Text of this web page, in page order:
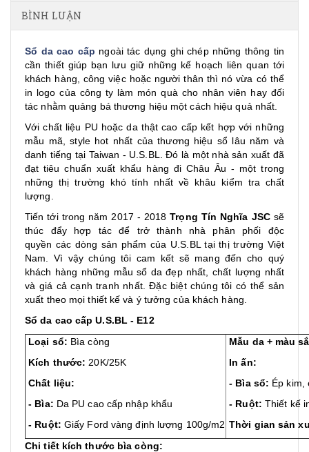
BÌNH LUẬN
Sổ da cao cấp ngoài tác dụng ghi chép những thông tin
cần thiết giúp bạn lưu giữ những kế hoạch liên quan tới
khách hàng, công việc hoặc người thân thì nó vừa có thể
in logo của công ty làm món quà cho nhân viên hay đối
tác nhằm quảng bá thương hiệu một cách hiệu quả nhất.
Với chất liệu PU hoặc da thật cao cấp kết hợp với những
mẫu mã, style hot nhất của thương hiệu sổ lâu năm và
danh tiếng tại Taiwan - U.S.BL. Đó là một nhà sản xuất đã
đạt tiêu chuẩn xuất khẩu hàng đi Châu Âu - một trong
những thị trường khó tính nhất về khâu kiểm tra chất
lượng.
Tiến tới trong năm 2017 - 2018Trọng Tín Nghĩa JSCsẽ
thúc đẩy hợp tác để trở thành nhà phân phối độc
quyền các dòng sản phẩm của U.S.BL tại thị trường Việt
Nam. Vì vậy chúng tôi cam kết sẽ mang đến cho quý
khách hàng những mẫu sổ da đẹp nhất, chất lượng nhất
và giá cả cạnh tranh nhất. Đặc biệt chúng tôi có thể sản
xuất theo mọi thiết kế và ý tưởng của khách hàng.
Sổ da cao cấp U.S.BL - E12
Loại sổ: Bìa còng
Kích thước: 20K/25K
Chất liệu:
- Bìa: Da PU cao cấp nhập khẩu
- Ruột: Giấy Ford vàng định lượng 100g/m2
Mẫu da + màu
In ấn:
- Bìa sổ: Ép kim,
- Ruột: Thiết kế
Thời gian sản
Chi tiết kích thước bìa còng: